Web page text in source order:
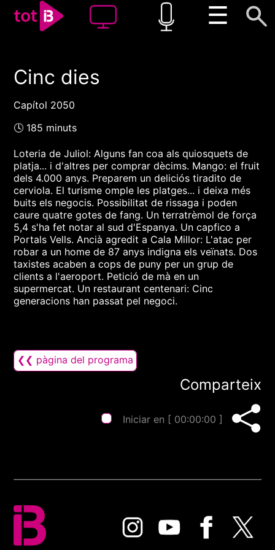
☰
00:00 00:00
Cinc dies
Capítol 2050
🕓 185 minuts
Loteria de Juliol: Alguns fan coa als quiosquets de
platja... i d'altres per comprar dècims. Mango: el fruit
dels 4.000 anys. Preparem un deliciós tiradito de
cerviola. El turisme omple les platges... i deixa més
buits els negocis. Possibilitat de rissaga i poden
caure quatre gotes de fang. Un terratrèmol de força
5,4 s'ha fet notar al sud d'Espanya. Un capfico a
Portals Vells. Ancià agredit a Cala Millor: L'atac per
robar a un home de 87 anys indigna els veïnats. Dos
taxistes acaben a cops de puny per un grup de
clients a l'aeroport. Petició de mà en un
supermercat. Un restaurant centenari: Cinc
generacions han passat pel negoci.
❮❮ pàgina del programa
Comparteix
Iniciar en [ 00:00:00 ]